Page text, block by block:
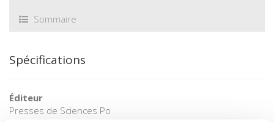
Sommaire
Spécifications
Éditeur
Presses de Sciences Po